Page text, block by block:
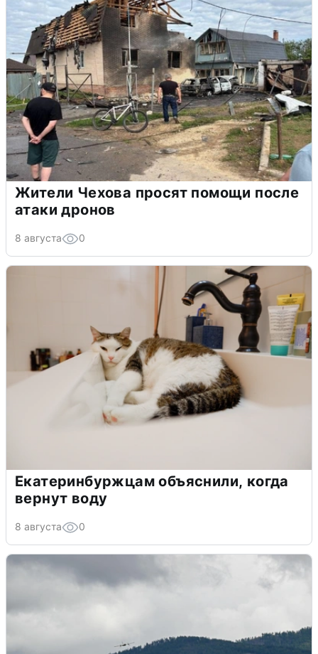
Жители Чехова просят помощи после
атаки дронов
8 августа 0
Екатеринбуржцам объяснили, когда
вернут воду
8 августа 0